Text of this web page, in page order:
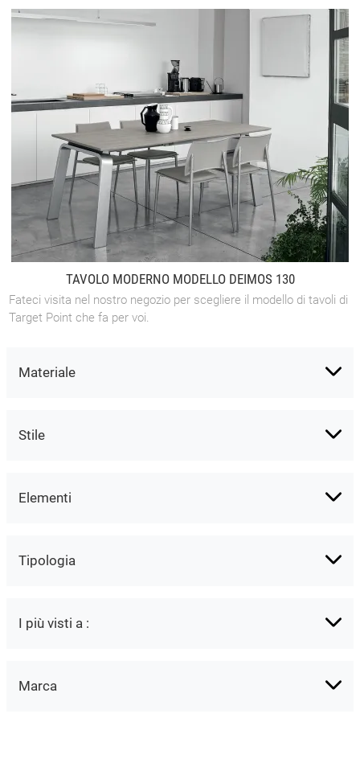
Materiale
Stile
Elementi
Tipologia
I più visti a :
Marca
TAVOLO MODERNO MODELLO DEIMOS 130
Fateci visita nel nostro negozio per scegliere il modello di tavoli di
Target Point che fa per voi.